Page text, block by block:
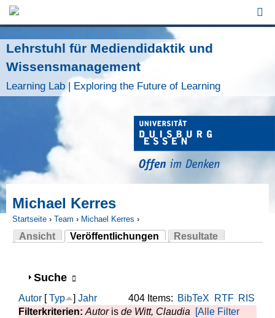
Jump to Navigation
Lehrstuhl für Mediendidaktik und
Wissensmanagement
Learning Lab | Exploring the Future of Learning
Michael Kerres
Sie sind hier
Startseite › Team › Michael Kerres ›
Ansicht
Veröffentlichungen
(aktiver Reiter)
Resultate
Anzeigen
Suche
404 Items: BibTeX RTF RIS
Autor [Typ ] Jahr
Filterkriterien: Autoris de Witt, Claudia
[Alle Filter